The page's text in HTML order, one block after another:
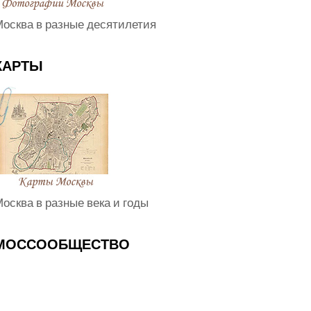
в разные десятилетия
в разные века и годы